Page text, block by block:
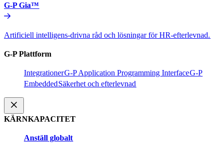
G-P Gia™​​
Artificiell intelligens-drivna råd och lösningar för HR-efterlevnad.​​
G-P Plattform​​
Integrationer​​G-P Application Programming Interface​​G-P
Embedded​​Säkerhet och efterlevnad​​
KÄRNKAPACITET​​
Anställ globalt​​